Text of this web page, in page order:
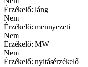
Érzékelő: láng
Nem
Érzékelő: mennyezeti
Nem
Érzékelő: MW
Nem
Érzékelő: nyitásérzékelő